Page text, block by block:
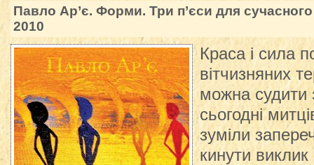
Павло Ар’є. Форми. Три п’єси для сучасного
2010
Краса і сила
вітчизняних
можна судити
сьогодні
зуміли
кинути